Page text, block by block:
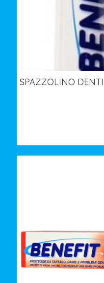
SPAZZOLINO DENTI